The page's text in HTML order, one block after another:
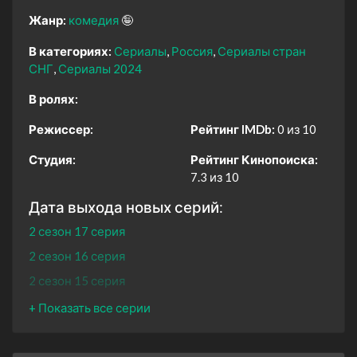
Жанр: комедия 🤪
В категориях: Сериалы Россия Сериалы стран
СНГ Сериалы 2024
В ролях:
Режиссер:
Студия:
Рейтинг IMDb: 0 из 10
Рейтинг Кинопоиска:
7.3 из 10
Дата выхода новых серий:
2 сезон 17 серия
2 сезон 16 серия
2 сезон 15 серия
2 сезон 14 серия